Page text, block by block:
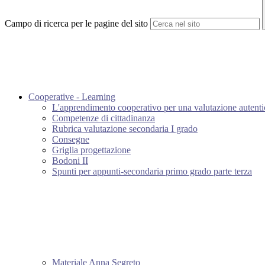
Campo di ricerca per le pagine del sito
Cooperative - Learning
L'apprendimento cooperativo per una valutazione
Competenze di cittadinanza
Rubrica valutazione secondaria I grado
Consegne
Griglia progettazione
Bodoni II
Spunti per appunti-secondaria primo grado parte terza
Materiale Anna Segreto